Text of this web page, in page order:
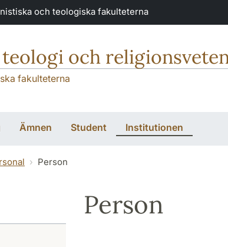
och teologiska fakulteterna
och
fakulteterna
Ämnen Student Institutionen
Person
Person